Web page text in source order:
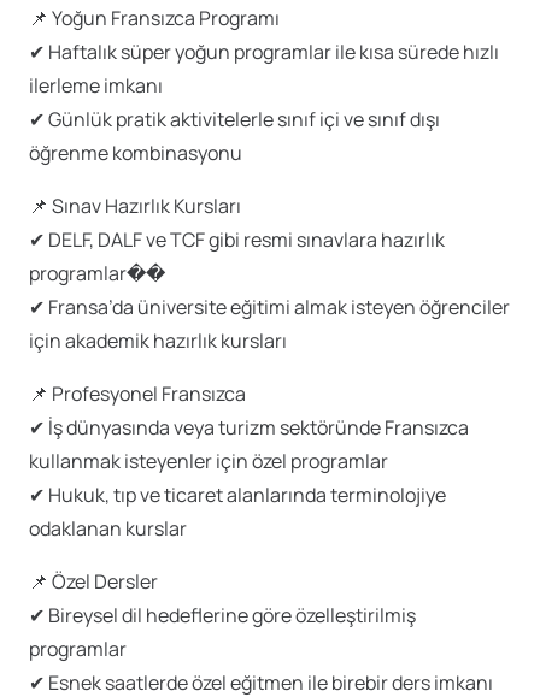
📌 Yoğun Fransızca Programı
✔ Haftalık süper yoğun programlar ile kısa sürede hızlı
ilerleme imkanı
✔ Günlük pratik aktivitelerle sınıf içi ve sınıf dışı
öğrenme kombinasyonu
📌 Sınav Hazırlık Kursları
✔ DELF, DALF ve TCF gibi resmi sınavlara hazırlık
programlar��
✔ Fransa’da üniversite eğitimi almak isteyen öğrenciler
için akademik hazırlık kursları
📌 Profesyonel Fransızca
✔ İş dünyasında veya turizm sektöründe Fransızca
kullanmak isteyenler için özel programlar
✔ Hukuk, tıp ve ticaret alanlarında terminolojiye
odaklanan kurslar
📌 Özel Dersler
✔ Bireysel dil hedeflerine göre özelleştirilmiş
programlar
✔ Esnek saatlerde özel eğitmen ile birebir ders imkanı